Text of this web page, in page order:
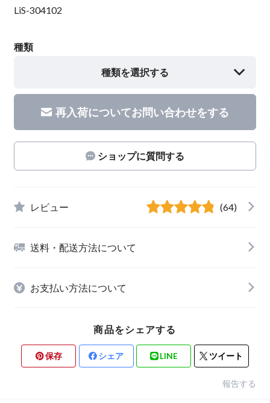
LiS-304102
種類
種類を選択する
再入荷についてお問い合わせをする
ショップに質問する
レビュー (64)
送料・配送方法について
お支払い方法について
商品をシェアする
保存 シェア LINE ツイート
報告する